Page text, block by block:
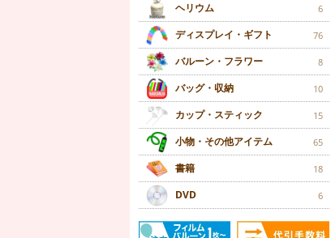
ヘリウム 6
ディスプレイ・ギフト 76
バルーン・フラワー 8
バッグ・収納 10
カップ・スティック 15
小物・その他アイテム 65
書籍 18
DVD 6